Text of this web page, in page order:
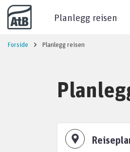
Til innhold
Planlegg reisen
Forside Planlegg reisen